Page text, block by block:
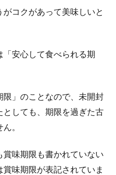
がはじまり、雨がしとしとと降り続
しさがアップ！？
くて茶色い大豆。皆さんもよくご存
ますが、大豆には健康増進効果が期
コクがあって美味しいと
安心して食べられる期
」のことなので、未開封
しても、期限を過ぎた古
。
味期限も書かれていない
味期限が表記されていま